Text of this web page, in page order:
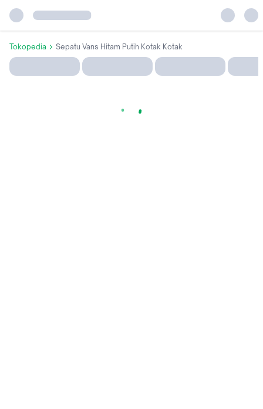
Tokopedia Sepatu Vans Hitam Putih Kotak Kotak